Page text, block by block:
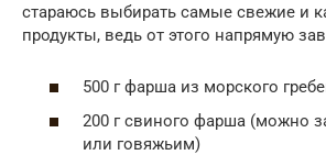
стараюсь выбирать самые свежие и
продукты, ведь от этого напрямую
500 г фарша из морского
200 г свиного фарша (можно
или говяжьим)